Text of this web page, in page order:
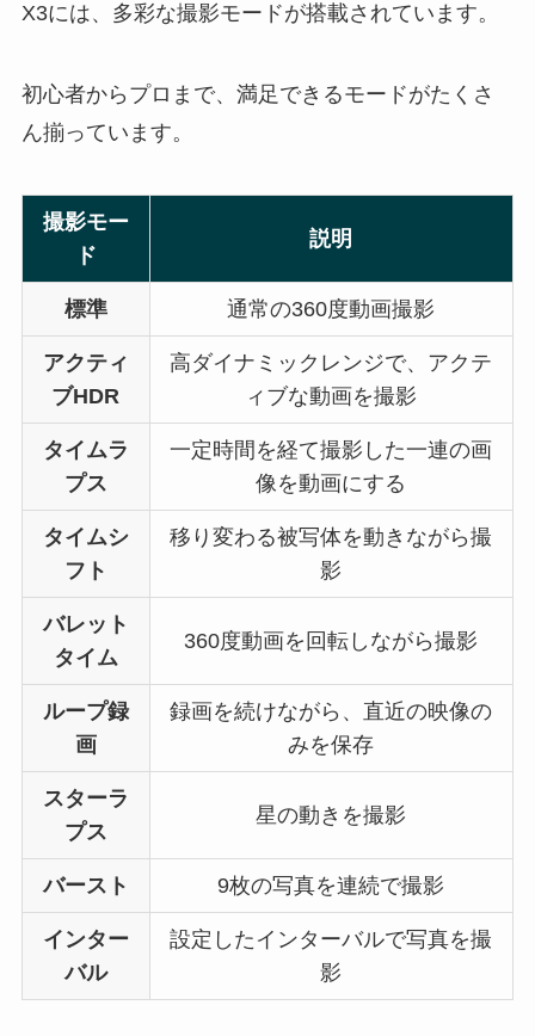
X3には、多彩な撮影モードが搭載されています。
初心者からプロまで、満足できるモードがたくさ
ん揃っています。
撮影モー
ド
説明
標準 通常の360度動画撮影
アクティ
ブHDR
高ダイナミックレンジで、アクテ
ィブな動画を撮影
タイムラ
プス
一定時間を経て撮影した一連の画
像を動画にする
タイムシ
フト
移り変わる被写体を動きながら撮
影
バレット
タイム
360度動画を回転しながら撮影
ループ録
画
録画を続けながら、直近の映像の
みを保存
スターラ
プス
星の動きを撮影
バースト 9枚の写真を連続で撮影
インター
バル
設定したインターバルで写真を撮
影